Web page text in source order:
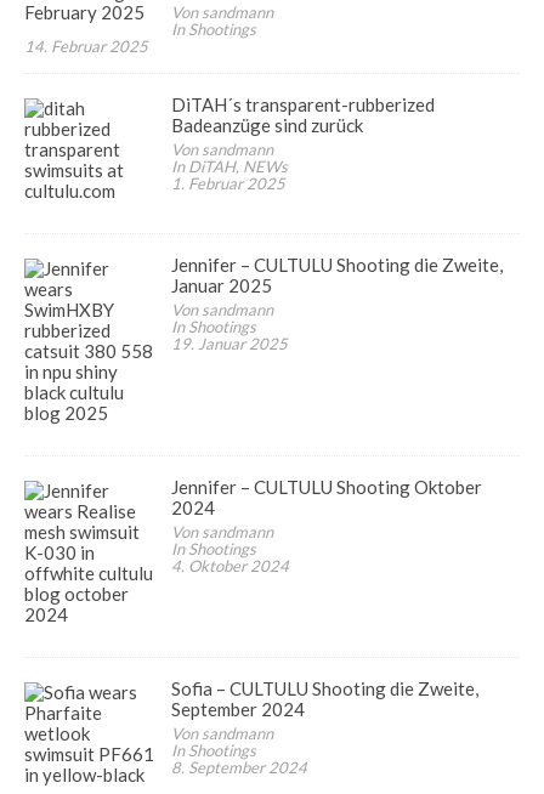
Von sandmann
In Shootings
14. Februar 2025
DiTAH´s transparent-rubberized
Badeanzüge sind zurück
Von sandmann
In DiTAH, NEWs
1. Februar 2025
Jennifer – CULTULU Shooting die Zweite,
Januar 2025
Von sandmann
In Shootings
19. Januar 2025
Jennifer – CULTULU Shooting Oktober
2024
Von sandmann
In Shootings
4. Oktober 2024
Sofia – CULTULU Shooting die Zweite,
September 2024
Von sandmann
In Shootings
8. September 2024